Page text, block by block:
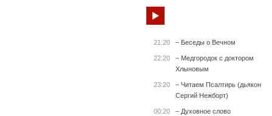
21:20 – Беседы о Вечном
22:20
– Медгородок с доктором
Хлыновым
23:20
– Читаем Псалтирь (дьякон
Сергий Нежборт)
00:20 – Духовное слово